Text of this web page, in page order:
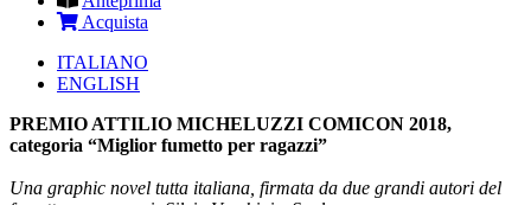
Acquista
ITALIANO
ENGLISH
PREMIO ATTILIO MICHELUZZI COMICON 2018,
categoria “Miglior fumetto per ragazzi”
Una graphic novel tutta italiana, firmata da due grandi autori del